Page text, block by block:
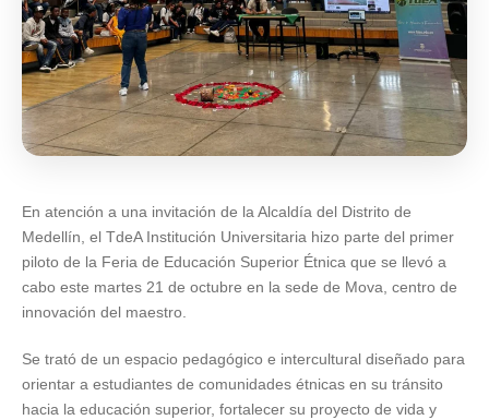
En atención a una invitación de la Alcaldía del Distrito de
Medellín, el TdeA Institución Universitaria hizo parte del primer
piloto de la Feria de Educación Superior Étnica que se llevó a
cabo este martes 21 de octubre en la sede de Mova, centro de
innovación del maestro.
Se trató de un espacio pedagógico e intercultural diseñado para
orientar a estudiantes de comunidades étnicas en su tránsito
hacia la educación superior, fortalecer su proyecto de vida y